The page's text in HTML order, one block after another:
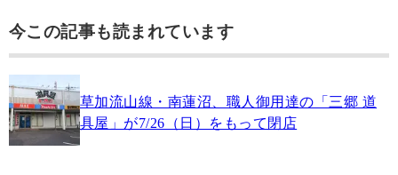
今この記事も読まれています
草加流山線・南蓮沼、職人御用達の「三郷 道
具屋」が7/26（日）をもって閉店